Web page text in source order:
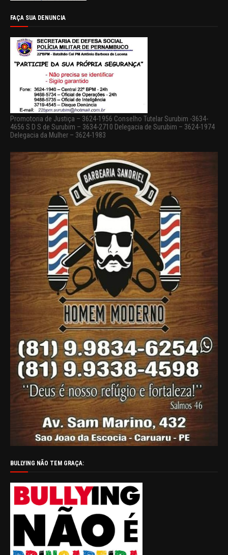
FAÇA SUA DENUNCIA
Promotoria de Justiça – 3624-1956 Conselho Tutelar Surubim -3634-
4656 S D S de Surubim – 3634-2710 Delegacia de Surubim – 3624-1974
Delegacia da Mulher – 3624-1983
BULLYING NÃO TEM GRAÇA: